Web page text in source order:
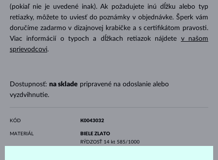
(pokiaľ nie je uvedené inak). Ak požadujete inú dĺžku alebo typ
retiazky, môžete to uviesť do poznámky v objednávke. Šperk vám
doručíme zadarmo v dizajnovej krabičke a s certifikátom pravosti.
Viac informácií o typoch a dĺžkach retiazok nájdete v našom
sprievodcovi.
Dostupnosť: na sklade pripravené na odoslanie alebo
vyzdvihnutie.
KÓD K0043032
MATERIÁL
BIELE ZLATO
RÝDZOSŤ 14 kt 585/1000